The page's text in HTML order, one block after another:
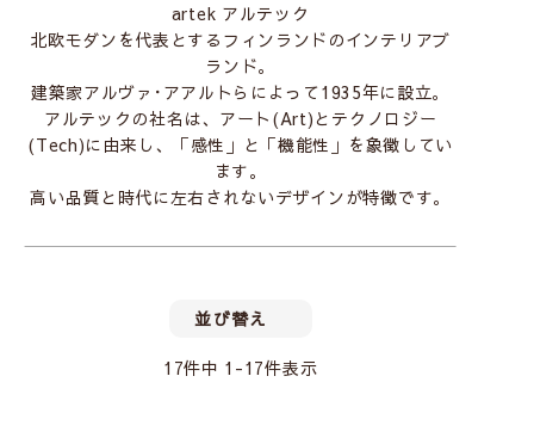
artek アルテック
北欧モダンを代表とするフィンランドのインテリアブ
ランド。
建築家アルヴァ･アアルトらによって1935年に設立。
アルテックの社名は、アート(Art)とテクノロジー
(Tech)に由来し、「感性」と「機能性」を象徴してい
ます。
高い品質と時代に左右されないデザインが特徴です。
並び替え
17件中 1 -17件表示